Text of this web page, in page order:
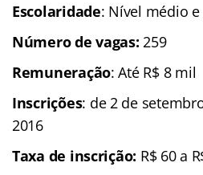
Escolaridade: Nível médio
Número de vagas:259
Remuneração: Até R$ 8 mil
Inscrições: de 2 de
2016
Taxa de inscrição: R$ 60 a